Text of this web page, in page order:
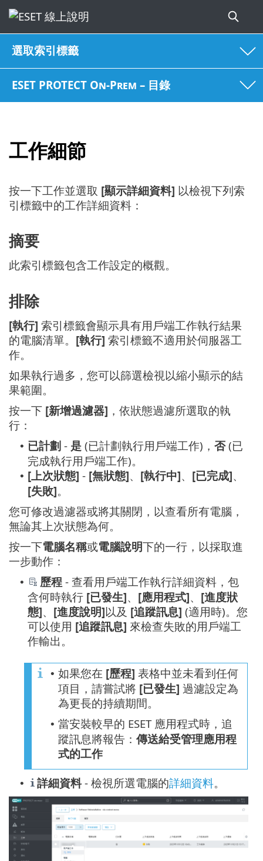
選取索引標籤
ESET PROTECT On-Prem – 目錄
工作細節
按一下工作並選取 [顯示詳細資料] 以檢視下列索
引標籤中的工作詳細資料：
摘要
此索引標籤包含工作設定的概觀。
排除
[執行] 索引標籤會顯示具有用戶端工作執行結果
的電腦清單。 [執行] 索引標籤不適用於伺服器工
作。
如果執行過多，您可以篩選檢視以縮小顯示的結
果範圍。
按一下 [新增過濾器] ，依狀態過濾所選取的執
行：
• 已計劃 - 是 (已計劃執行用戶端工作)， 否(已
完成執行用戶端工作)。
• [上次狀態] - [無狀態]、 [執行中]、 [已完成]、
[失敗]。
您可修改過濾器或將其關閉，以查看所有電腦，
無論其上次狀態為何。
按一下電腦名稱或電腦說明下的一行，以採取進
一步動作：
• 歷程 - 查看用戶端工作執行詳細資料，包
含何時執行 [已發生]、 [應用程式]、 [進度狀
態]、 [進度說明]以及 [追蹤訊息] (適用時)。您
可以使用 [追蹤訊息] 來檢查失敗的用戶端工
作輸出。
• 如果您在 [歷程] 表格中並未看到任何
項目，請嘗試將 [已發生] 過濾設定為
為更長的持續期間。
• 當安裝較早的 ESET 應用程式時，追
蹤訊息將報告： 傳送給受管理應用程
式的工作
• 詳細資料 - 檢視所選電腦的詳細資料。